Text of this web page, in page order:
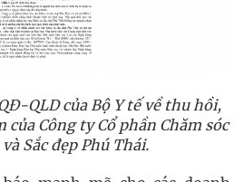
QLD của Bộ Y tế về thu hồi,
của Công ty Cổ phần Chăm sóc
Sắc đẹp Phú Thái.